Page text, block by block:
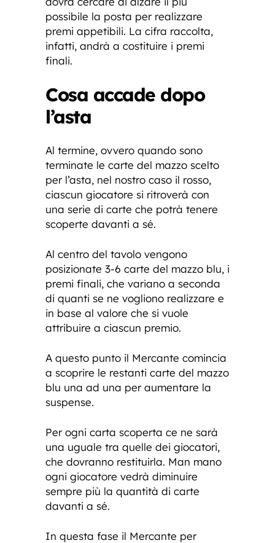
possibile la posta per realizzare
premi appetibili. La cifra raccolta,
infatti, andrà a costituire i premi
finali.
Cosa accade dopo
l’asta
Al termine, ovvero quando sono
terminate le carte del mazzo scelto
per l’asta, nel nostro caso il rosso,
ciascun giocatore si ritroverà con
una serie di carte che potrà tenere
scoperte davanti a sé.
Al centro del tavolo vengono
posizionate 3-6 carte del mazzo blu, i
premi finali, che variano a seconda
di quanti se ne vogliono realizzare e
in base al valore che si vuole
attribuire a ciascun premio.
A questo punto il Mercante comincia
a scoprire le restanti carte del mazzo
blu una ad una per aumentare la
suspense.
Per ogni carta scoperta ce ne sarà
una uguale tra quelle dei giocatori,
che dovranno restituirla. Man mano
ogni giocatore vedrà diminuire
sempre più la quantità di carte
davanti a sé.
In questa fase il Mercante per